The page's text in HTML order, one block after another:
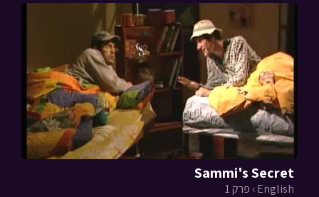
Sammi's Secret
English › פרק 1